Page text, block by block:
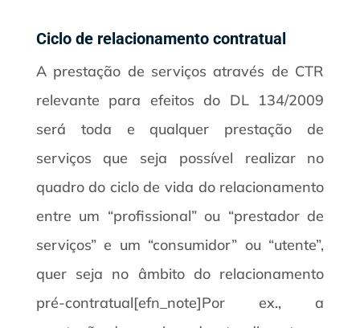
Ciclo de relacionamento contratual
A prestação de serviços através de CTR
relevante para efeitos do DL 134/2009
será toda e qualquer prestação de
serviços que seja possível realizar no
quadro do ciclo de vida do relacionamento
entre um “profissional” ou “prestador de
serviços” e um “consumidor” ou “utente”,
quer seja no âmbito do relacionamento
pré-contratual[efn_note]Por ex., a